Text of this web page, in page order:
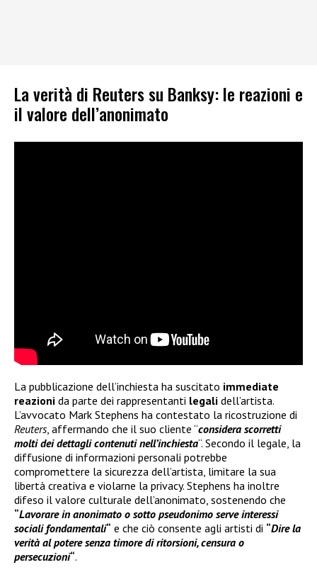
La verità di Reuters su Banksy: le reazioni e
il valore dell’anonimato
La pubblicazione dell’inchiesta ha suscitato immediate
reazioni da parte dei rappresentanti legali dell’artista.
L’avvocato Mark Stephens ha contestato la ricostruzione di
Reuters, affermando che il suo cliente “considera scorretti
molti dei dettagli contenuti nell’inchiesta“. Secondo il legale, la
diffusione di informazioni personali potrebbe
compromettere la sicurezza dell’artista, limitare la sua
libertà creativa e violarne la privacy. Stephens ha inoltre
difeso il valore culturale dell’anonimato, sostenendo che
“Lavorare in anonimato o sotto pseudonimo serve interessi
sociali fondamentali“ e che ciò consente agli artisti di “Dire la
verità al potere senza timore di ritorsioni, censura o
persecuzioni“.